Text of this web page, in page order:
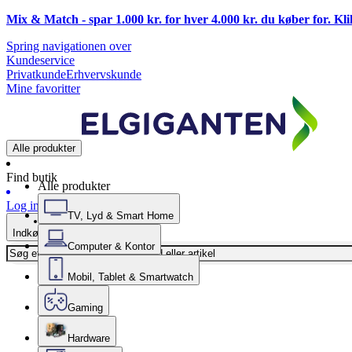
Mix & Match - spar 1.000 kr. for hver 4.000 kr. du køber for.
Spring navigationen over
Kundeservice
PrivatkundeErhvervskunde
Mine favoritter
Alle produkter
Find butik
Log ind
Indkøbskurv
Alle produkter
TV, Lyd & Smart Home
Computer & Kontor
Mobil, Tablet & Smartwatch
Gaming
Hardware